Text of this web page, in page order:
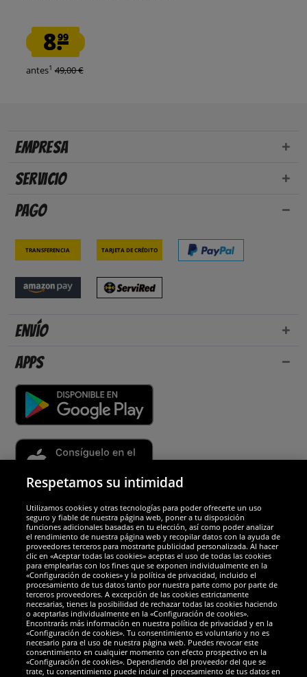
8.99
antes1 49,00 €
Empresa
Servicio
Pago
Transferencia Tarjeta de crédito
Envío
Apps
Socios y seguridad
Galardones
Respetamos su intimidad
Utilizamos cookies y otras tecnologías para poder ofrecerte un uso
seguro y fiable de nuestra página web, poner a tu disposición
funciones adicionales basadas en tu elección, así como poder analizar
el rendimiento de nuestra página web y recopilar datos con la ayuda de
proveedores terceros para mostrarte publicidad personalizada. Al hacer
clic en «Aceptar todas las cookies» aceptas el uso de todas las cookies
para emplearlas con los fines que se exponen individualmente en la
«Configuración de cookies» y la política de privacidad, incluido el
procesamiento de tus datos tanto por nuestra parte como por parte de
terceros proveedores. A excepción de las cookies estrictamente
necesarias, tienes la posibilidad de rechazar todas las cookies haciendo
o aceptarlas individualmente en la «Configuración de cookies».
Encontrarás más información en nuestra política de privacidad y en la
«Configuración de cookies». Tu consentimiento es voluntario y no es
necesario para el uso de nuestra página web. Puedes revocar este
consentimiento en cualquier momento con efecto prospectivo en la
«Configuración de cookies». Dependiendo del proveedor del que se
trate, tu consentimiento puede incluir el procesamiento de tus datos en